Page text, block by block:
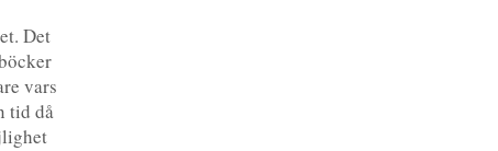
Det
vars
tid då